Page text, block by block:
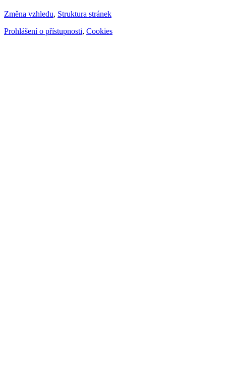
Změna vzhledu, Struktura stránek
Prohlášení o přístupnosti, Cookies